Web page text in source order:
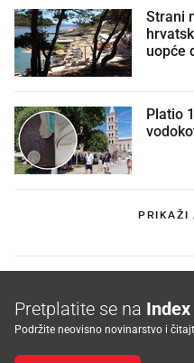
Strani
uopće
Platio
PRIKAŽI
Pretplatite se na
Podržite neovisno novinarstvo i